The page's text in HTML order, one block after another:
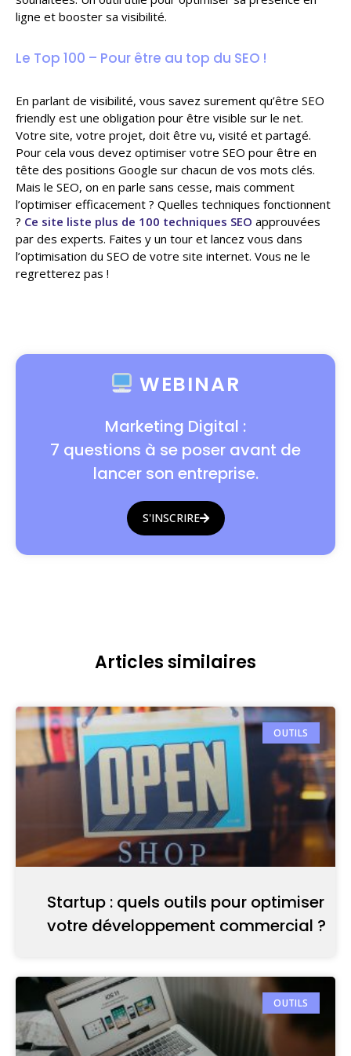
ligne et booster sa visibilité.
Le Top 100 – Pour être au top du SEO !
En parlant de visibilité, vous savez surement qu’être SEO
friendly est une obligation pour être visible sur le net.
Votre site, votre projet, doit être vu, visité et partagé.
Pour cela vous devez optimiser votre SEO pour être en
tête des positions Google sur chacun de vos mots clés.
Mais le SEO, on en parle sans cesse, mais comment
l’optimiser efficacement ? Quelles techniques fonctionnent
? Ce site liste plus de 100 techniques SEO approuvées
par des experts. Faites y un tour et lancez vous dans
l’optimisation du SEO de votre site internet. Vous ne le
regretterez pas !
WEBINAR
Marketing Digital :
7 questions à se poser avant de
lancer son entreprise.
S'INSCRIRE
Articles similaires
OUTILS
Startup : quels outils pour optimiser
votre développement commercial ?
OUTILS